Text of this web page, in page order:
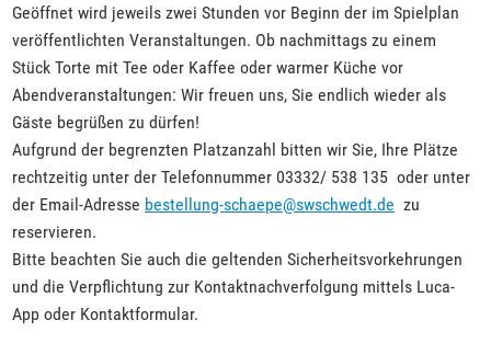
Geöffnet wird jeweils zwei Stunden vor Beginn der im Spielplan
veröffentlichten Veranstaltungen. Ob nachmittags zu einem
Stück Torte mit Tee oder Kaffee oder warmer Küche vor
Abendveranstaltungen: Wir freuen uns, Sie endlich wieder als
Gäste begrüßen zu dürfen!
Aufgrund der begrenzten Platzanzahl bitten wir Sie, Ihre Plätze
rechtzeitig unter der Telefonnummer 03332/ 538 135 oder unter
der Email-Adresse bestellung-schaepe@swschwedt.de zu
reservieren.
Bitte beachten Sie auch die geltenden Sicherheitsvorkehrungen
und die Verpflichtung zur Kontaktnachverfolgung mittels Luca-
App oder Kontaktformular.